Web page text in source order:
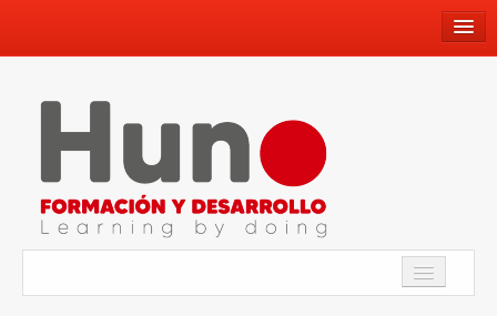
info@hunoformacionydesarrollo.com
Youtube